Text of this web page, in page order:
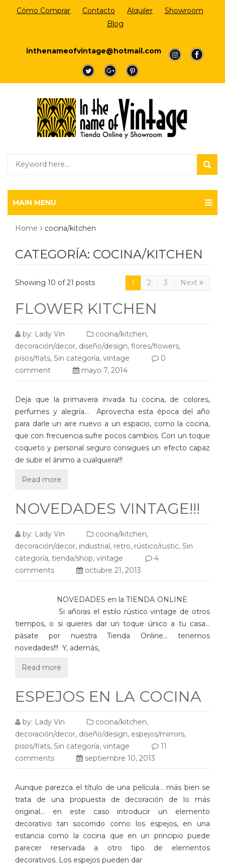
Cómo Comprar Contacto Alquiler
Showroom
Blog
inthenameofvintage@hotmail.com
a
a
a
a a
MAIN MENU
Home cocina/kitchen
CATEGORÍA: COCINA/KITCHEN
Showing 10 of 21 posts 1 2 3 Next
FLOWER KITCHEN
by: Lady Vin cocina/kitchen,
decoración/decor, diseño/design, flores/flowers,
pisos/flats, Sin categoría, vintage
0
comment
mayo 7, 2014
Deja que la primavera invada tu cocina, de colores,
perfumes y alegría… Aprovecha esta época del año
para darle un aire nuevo a un espacio, como la cocina,
que con frecuencia sufre pocos cambios. Con un toque
coqueto y personal seguro consigues un efecto capaz
de subir el ánimo a cualquiera!!!
Read more
NOVEDADES VINTAGE!!!
by: Lady Vin cocina/kitchen,
decoración/decor, industrial, retro, rústico/rustic, Sin
categoría, tienda/shop, vintage
4
comments
octubre 21, 2013
NOVEDADES en la TIENDA ONLINE
Si añoras el estilo rústico vintage de otros
tiempos, o si quieres dar un toque único a tu casa…
pásate por nuestra Tienda Online… tenemos
novedades!!! Y, además,
Read more
ESPEJOS EN LA COCINA
by: Lady Vin cocina/kitchen,
decoración/decor, diseño/design, espejos/mirrors,
pisos/flats, Sin categoría, vintage
11
comments
septiembre 10, 2013
Aunque parezca el título de una película… más bien se
trata de una propuesta de decoración de lo más
original… en este caso introducir un elemento
decorativo tan socorrido como los espejos, en una
estancia como la cocina que en un principio puede
parecer reservada a otro tipo de elementos
decorativos. Los espejos pueden dar